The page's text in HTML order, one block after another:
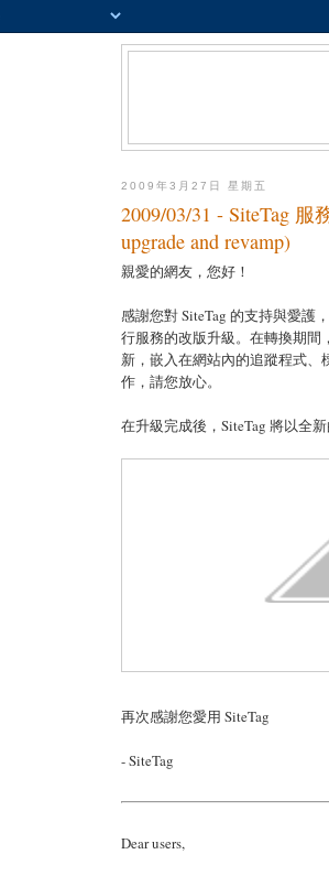
2009年3月27日 星期五
2009/03/31 - SiteTag
upgrade and revamp)
親愛的網友，您好！
感謝您對 SiteTag 的支持與愛護
行服務的改版升級。在轉換期間
新，嵌入在網站內的追蹤程式
作，請您放心。
在升級完成後，SiteTag 將以全
再次感謝您愛用 SiteTag
- SiteTag
Dear users,